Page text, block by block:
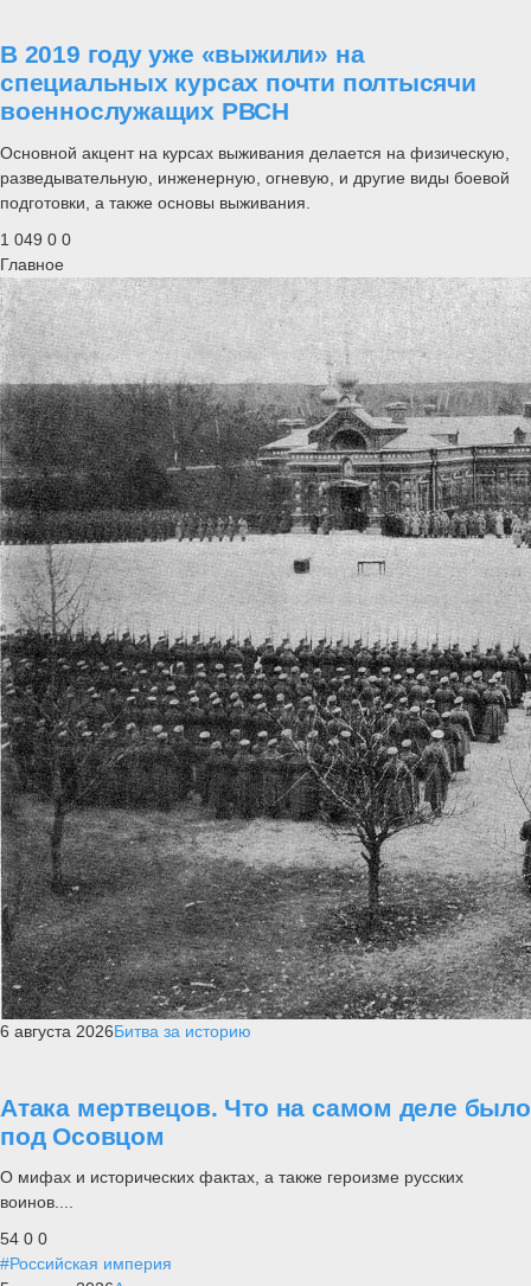
В 2019 году уже «выжили» на
специальных курсах почти полтысячи
военнослужащих РВСН
Основной акцент на курсах выживания делается на физическую,
разведывательную, инженерную, огневую, и другие виды боевой
подготовки, а также основы выживания.
1 049 0 0
Главное
6 августа 2026Битва за историю
Атака мертвецов. Что на самом деле было
под Осовцом
О мифах и исторических фактах, а также героизме русских
воинов....
54 0 0
#Российская империя